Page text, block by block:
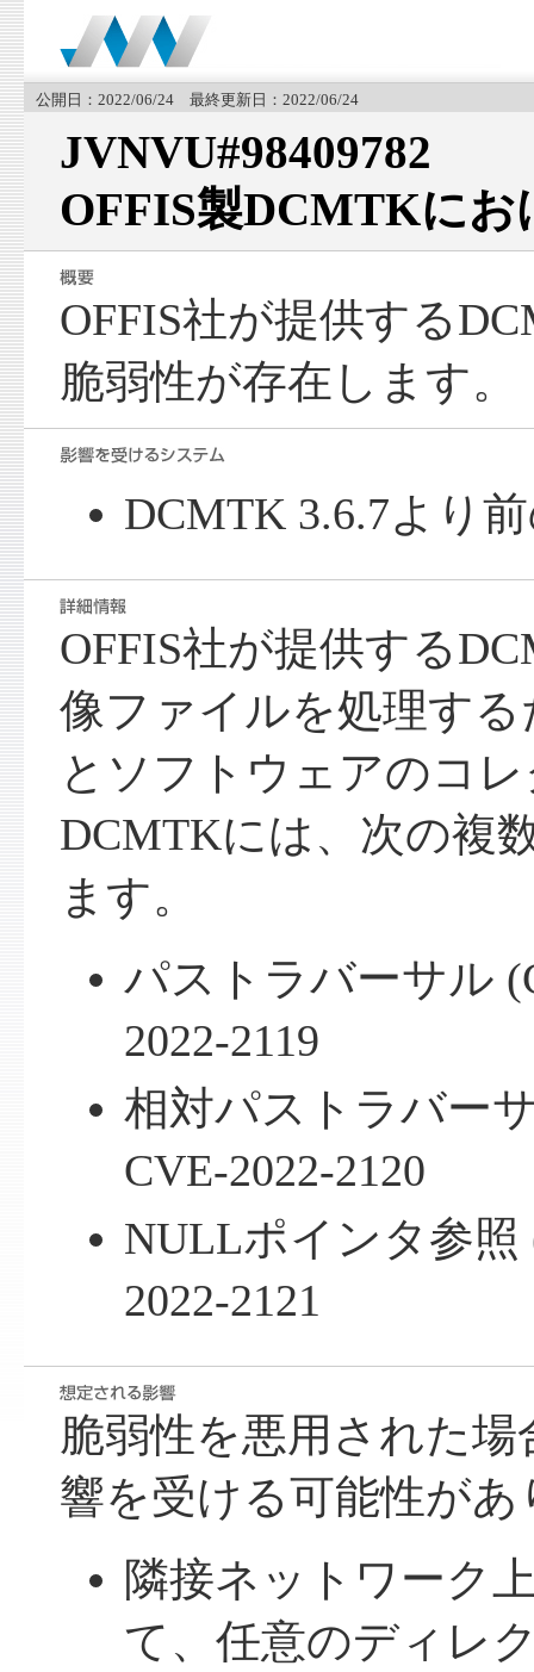
公開日：2022/06/24 最終更新日：2022/06/24
JVNVU#98409782
OFFIS製DCMTKにお
OFFIS社が提供する
脆弱性が存在します。
DCMTK 3.6.7より
OFFIS社が提供する
像ファイルを処理す
とソフトウェアのコ
DCMTKには、次の複
ます。
パストラバーサル
2022-2119
相対パストラバー
CVE-2022-2120
NULLポインタ参照
2022-2121
脆弱性を悪用された
響を受ける可能性があ
隣接ネットワーク
て、任意のディレ